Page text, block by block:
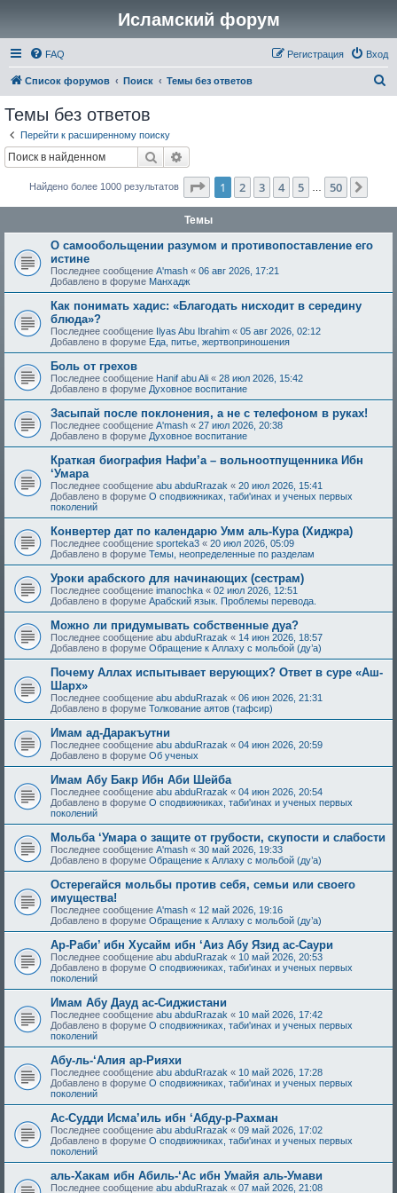
Исламский форум
FAQ Вход
Регистрация
Список форумов Поиск Темы без ответов
Темы без ответов
Перейти к расширенному поиску
Поиск
Найдено более 1000 результатов Страница из 50
1 2 3 4 5 50
Темы
О самообольщении разумом и противопоставление его
истине
Последнее сообщение A'mash « 06 авг 2026, 17:21
Добавлено в форуме Манхадж
Как понимать хадис: «Благодать нисходит в середину
блюда»?
Последнее сообщение Ilyas Abu Ibrahim « 05 авг 2026, 02:12
Добавлено в форуме Еда, питье, жертвоприношения
Боль от грехов
Последнее сообщение Hanif abu Ali « 28 июл 2026, 15:42
Добавлено в форуме Духовное воспитание
Засыпай после поклонения, а не с телефоном в руках!
Последнее сообщение A'mash « 27 июл 2026, 20:38
Добавлено в форуме Духовное воспитание
Краткая биография Нафи’а – вольноотпущенника Ибн
‘Умара
Последнее сообщение abu abduRrazak « 20 июл 2026, 15:41
Добавлено в форуме О сподвижниках, таби'инах и ученых первых
поколений
Конвертер дат по календарю Умм аль-Кура (Хиджра)
Последнее сообщение sporteka3 « 20 июл 2026, 05:09
Добавлено в форуме Темы, неопределенные по разделам
Уроки арабского для начинающих (сестрам)
Последнее сообщение imanochka « 02 июл 2026, 12:51
Добавлено в форуме Арабский язык. Проблемы перевода.
Можно ли придумывать собственные дуа?
Последнее сообщение abu abduRrazak « 14 июн 2026, 18:57
Добавлено в форуме Обращение к Аллаху с мольбой (ду’а)
Почему Аллах испытывает верующих? Ответ в суре «Аш-
Шарх»
Последнее сообщение abu abduRrazak « 06 июн 2026, 21:31
Добавлено в форуме Толкование аятов (тафсир)
Имам ад-Даракъутни
Последнее сообщение abu abduRrazak « 04 июн 2026, 20:59
Добавлено в форуме Об ученых
Имам Абу Бакр Ибн Аби Шейба
Последнее сообщение abu abduRrazak « 04 июн 2026, 20:54
Добавлено в форуме О сподвижниках, таби'инах и ученых первых
поколений
Мольба ‘Умара о защите от грубости, скупости и слабости
Последнее сообщение A'mash « 30 май 2026, 19:33
Добавлено в форуме Обращение к Аллаху с мольбой (ду’а)
Остерегайся мольбы против себя, семьи или своего
имущества!
Последнее сообщение A'mash « 12 май 2026, 19:16
Добавлено в форуме Обращение к Аллаху с мольбой (ду’а)
Ар-Раби’ ибн Хусайм ибн ‘Аиз Абу Язид ас-Саури
Последнее сообщение abu abduRrazak « 10 май 2026, 20:53
Добавлено в форуме О сподвижниках, таби'инах и ученых первых
поколений
Имам Абу Дауд ас-Сиджистани
Последнее сообщение abu abduRrazak « 10 май 2026, 17:42
Добавлено в форуме О сподвижниках, таби'инах и ученых первых
поколений
Абу-ль-‘Алия ар-Рияхи
Последнее сообщение abu abduRrazak « 10 май 2026, 17:28
Добавлено в форуме О сподвижниках, таби'инах и ученых первых
поколений
Ас-Судди Исма’иль ибн ‘Абду-р-Рахман
Последнее сообщение abu abduRrazak « 09 май 2026, 17:02
Добавлено в форуме О сподвижниках, таби'инах и ученых первых
поколений
аль-Хакам ибн Абиль-‘Ас ибн Умайя аль-Умави
Последнее сообщение abu abduRrazak « 07 май 2026, 21:08